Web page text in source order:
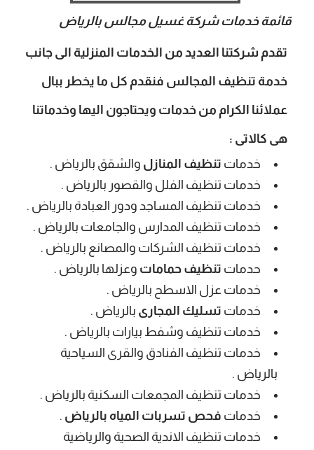
قائمة خدمات شركة غسيل مجالس بالرياض
تقدم شركتنا العديد من الخدمات المنزلية الى جانب
خدمة تنظيف المجالس فنقدم كل ما يخطر ببال
عملائنا الكرام من خدمات ويحتاجون اليها وخدماتنا
هى كالاتى :
خدمات تنظيف المنازل والشقق بالرياض .
خدمات تنظيف الفلل والقصور بالرياض .
خدمات تنظيف المساجد ودور العبادة بالرياض .
خدمات تنظيف المدارس والجامعات بالرياض .
خدمات تنظيف الشركات والمصانع بالرياض .
حدمات تنظيف حمامات وعزلها بالرياض .
خدمات عزل الاسطح بالرياض .
خدمات تسليك المجارى بالرياض .
خدمات تنظيف وشفط بيارات بالرياض .
خدمات تنظيف الفنادق والقرى السياحية
بالرياض .
خدمات تنظيف المجمعات السكنية بالرياض .
خدمات فحص تسربات المياه بالرياض .
خدمات تنظيف الاندية الصحية والرياضية